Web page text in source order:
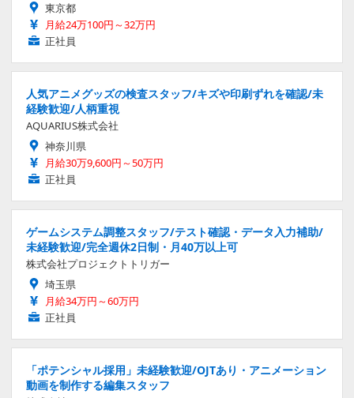
東京都
月給24万100円～32万円
正社員
人気アニメグッズの検査スタッフ/キズや印刷ずれを確認/未
経験歓迎/人柄重視
AQUARIUS株式会社
神奈川県
月給30万9,600円～50万円
正社員
ゲームシステム調整スタッフ/テスト確認・データ入力補助/
未経験歓迎/完全週休2日制・月40万以上可
株式会社プロジェクトトリガー
埼玉県
月給34万円～60万円
正社員
「ポテンシャル採用」未経験歓迎/OJTあり・アニメーション
動画を制作する編集スタッフ